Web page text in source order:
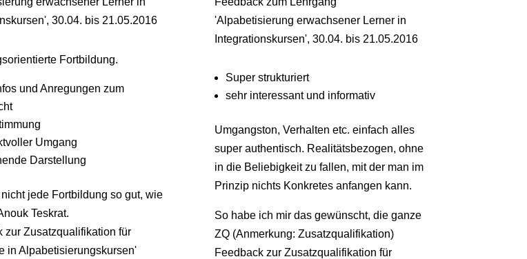
, 30.04. bis 21.05.2016
Fortbildung.
und Anregungen zum
Umgang
Darstellung
nicht jede Fortbildung so gut, wie
Teskrat.
zur Zusatzqualifikation für
in Alpabetisierungskursen'
'Alpabetisierung erwachsener Lerner in
Integrationskursen', 30.04. bis 21.05.2016
Super strukturiert
sehr interessant und informativ
Umgangston, Verhalten etc. einfach alles
super authentisch. Realitätsbezogen, ohne
in die Beliebigkeit zu fallen, mit der man im
Prinzip nichts Konkretes anfangen kann.
So habe ich mir das gewünscht, die ganze
ZQ (Anmerkung: Zusatzqualifikation)
Feedback zur Zusatzqualifikation für